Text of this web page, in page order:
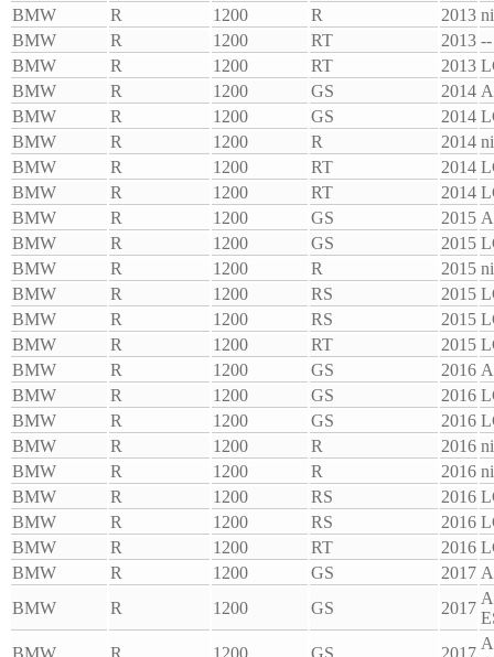
BMW
R 1200 R 2013
BMW
R 1200 RT 2013 --
BMW
R 1200 RT 2013
BMW
R 1200 GS 2014
BMW
R 1200 GS 2014
BMW
R 1200 R 2014
BMW
R 1200 RT 2014
BMW
R 1200 RT 2014
BMW
R 1200 GS 2015
BMW
R 1200 GS 2015
BMW
R 1200 R 2015
BMW
R 1200 RS 2015
BMW
R 1200 RS 2015
BMW
R 1200 RT 2015
BMW
R 1200 GS 2016
BMW
R 1200 GS 2016
BMW
R 1200 GS 2016
BMW
R 1200 R 2016
BMW
R 1200 R 2016
BMW
R 1200 RS 2016
BMW
R 1200 RS 2016
BMW
R 1200 RT 2016
BMW
R 1200 GS 2017
BMW
R 1200 GS 2017
BMW
R 1200 GS 2017